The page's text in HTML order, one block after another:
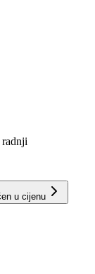
u cijenu